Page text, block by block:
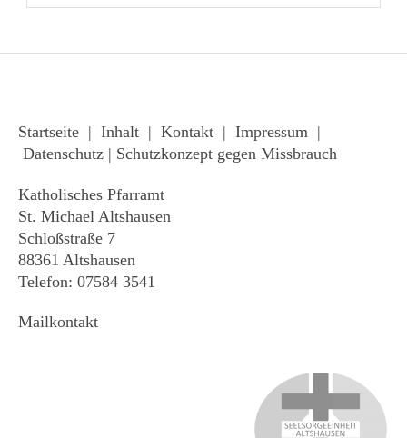
Startseite | Inhalt | Kontakt | Impressum |
Datenschutz | Schutzkonzept gegen Missbrauch
Katholisches Pfarramt
St. Michael Altshausen
Schloßstraße 7
88361 Altshausen
Telefon: 07584 3541
Mailkontakt